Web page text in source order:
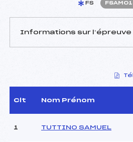
FS
Informations sur l’épreuve
D.T Adjoint :
Clt Nom Prénom
1 TUTTINO SAMUEL